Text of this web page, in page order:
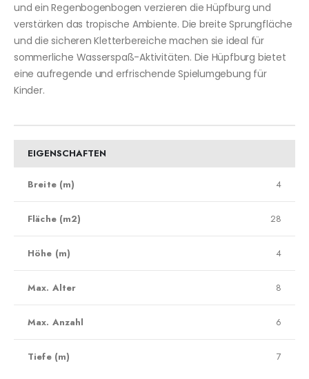
und ein Regenbogenbogen verzieren die Hüpfburg und
verstärken das tropische Ambiente. Die breite Sprungfläche
und die sicheren Kletterbereiche machen sie ideal für
sommerliche Wasserspaß-Aktivitäten. Die Hüpfburg bietet
eine aufregende und erfrischende Spielumgebung für
Kinder.
EIGENSCHAFTEN
Breite (m) 4
Fläche (m2) 28
Höhe (m) 4
Max. Alter 8
Max. Anzahl 6
Tiefe (m) 7